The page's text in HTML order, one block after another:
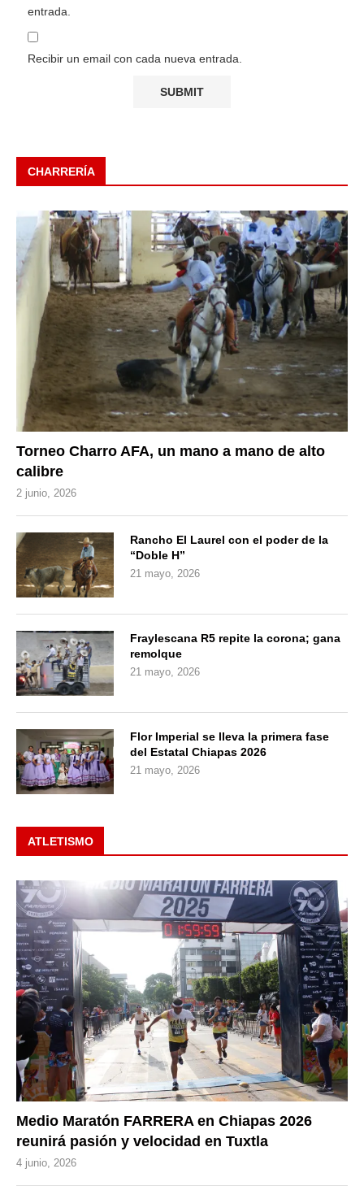
entrada.
Recibir un email con cada nueva entrada.
CHARRERÍA
Torneo Charro AFA, un mano a mano de alto
calibre
2 junio, 2026
Rancho El Laurel con el poder de la
“Doble H”
21 mayo, 2026
Fraylescana R5 repite la corona; gana
remolque
21 mayo, 2026
Flor Imperial se lleva la primera fase
del Estatal Chiapas 2026
21 mayo, 2026
ATLETISMO
Medio Maratón FARRERA en Chiapas 2026
reunirá pasión y velocidad en Tuxtla
4 junio, 2026